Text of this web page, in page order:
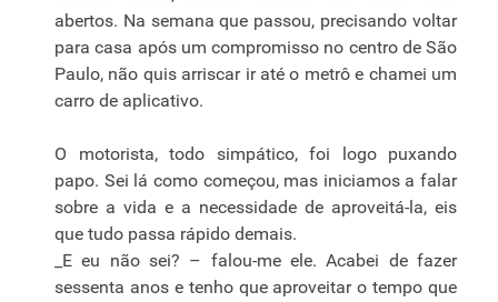
abertos. Na semana que passou, precisando voltar
para casa após um compromisso no centro de São
Paulo, não quis arriscar ir até o metrô e chamei um
carro de aplicativo.
O motorista, todo simpático, foi logo puxando
papo. Sei lá como começou, mas iniciamos a falar
sobre a vida e a necessidade de aproveitá-la, eis
que tudo passa rápido demais.
_E eu não sei? – falou-me ele. Acabei de fazer
sessenta anos e tenho que aproveitar o tempo que